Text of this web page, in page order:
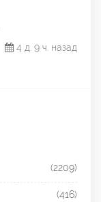
4 д. 9 ч. назад
(2209)
(416)